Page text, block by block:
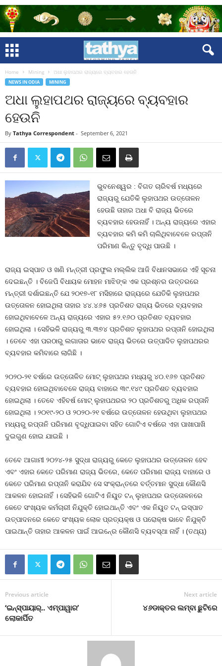
Home Mining ଅଧା ଲୁହାପଥର ରାଜ୍ୟରେ ବ୍ୟବହାର ହେଉନି
NEWS IN ODIA MINING
ଅଧା ଲୁହାପଥର ରାଜ୍ୟରେ ବ୍ୟବହାର
ହେଉନି
By Tathya Correspondent - September 6, 2021
ଭୁବନେଶ୍ୱର : ବିଗତ ଚାରିବର୍ଷ ମଧ୍ୟରେ
ରାଜ୍ୟରୁ ଯେତିକି ଲୁହାପଥର ଉତ୍ତୋଳନ
ହେଉଛି ତାହାର ଅଧା ବି ରାଜ୍ୟ ଭିତରେ
ବ୍ୟବହାର ହେଉନାହିଁ । ଅନ୍ୟ ରାଜ୍ୟରେ ଏହାର
ବ୍ୟବହାର କମି କମି ଚାଲିଥିବାବେଳେ ରପ୍ତାନି
ପରିମାଣ କିନ୍ତୁ ବୃଦ୍ଧି ପାଉଛି ।
ରାଜ୍ୟ ଇସ୍ପାତ ଓ ଖଣି ମନ୍ତ୍ରୀ ପ୍ରଫୁଲ ମଲ୍ଲିକ ଆଜି ବିଧାନସଭାରେ ଏହି ସୂଚନା
ଦେଇଛନ୍ତି । ବିଜେପି ବିଧାୟକ ମୋହନ ମାଝିଙ୍କ ଏକ ପ୍ରଶ୍ନର ଉତ୍ତରରେ
ମନ୍ତ୍ରୀ ଦର୍ଶାଇଛନ୍ତି ଯେ ୨୦୧୭-୧୮ ମସିହାରେ ରାଜ୍ୟରେ ଯେତିକି ଲୁହାପଥର
ଉତ୍ତୋଳନ ହୋଇଥିଲା ତାହାର ୪୪.୪୬୫ ପ୍ରତିଶତ ରାଜ୍ୟ ଭିତରେ ବ୍ୟବହାର
ହୋଇଥିବାବେଳେ ଅନ୍ୟ ରାଜ୍ୟରେ ଏହାର ୫୨.୧୬୦ ପ୍ରତିଶତ ବ୍ୟବହାର
ହୋଇଥିଲା । ସେହିଭଳି ରାଜ୍ୟରୁ ୩.୩୭୪ ପ୍ରତିଶତ ଲୁହାପଥର ରପ୍ତାନି ହୋଇଥିଲା
। ତେବେ ଏହା ପରଠାରୁ ଲଗାତାର ଭାବେ ରାଜ୍ୟ ଭିତରେ ଉତ୍ପାଦିତ ଲୁହାପଥରର
ବ୍ୟବହାର କମିବାରେ ଲାଗିଛି ।
୨୦୨୦-୨୧ ବର୍ଷରେ ଉତ୍ତୋଳିତ ମୋଟ୍‍ ଲୁହାପଥର ମଧ୍ୟରୁ ୪୦.୧୬୭ ପ୍ରତିଶତ
ବ୍ୟବହାର ହୋଇଥିବାବେଳେ ରାଜ୍ୟ ବାହାରେ ୩୯.୧୪୯ ପ୍ରତିଶତ ବ୍ୟବହାର
ହୋଇଥିଲା । ତେବେ ଏହିବର୍ଷ ମୋଟ୍‍ ଲୁହାପଥରର ୨୦ ପ୍ରତିଶତରୁ ଅଧିକ ରପ୍ତାନି
ହୋଇଥିଲା । ୨୦୧୯-୨୦ ଓ ୨୦୨୦-୨୧ ବର୍ଷରେ ଉତ୍ତୋଳନ ହେଉଥିବା ଲୁହାପଥର
ମଧ୍ୟରୁ ରପ୍ତାନି ପରିମାଣ ବୃଦ୍ଧିପାଇବା ସହିତ ଗୋଟିଏ ବର୍ଷରେ ଏହା ପାଖାପାଖି
ଦୁଇଗୁଣ ହୋଇ ଯାଇଛି ।
ତେବେ ଆଗାମୀ ୨୦୨୪-୨୫ ସୁଦ୍ଧା ରାଜ୍ୟରୁ କେତେ ଲୁହାପଥର ଉତ୍ତୋଳନ ହେବ
ଏବଂ ଏହାର କେତେ ପରିମାଣ ରାଜ୍ୟ ଭିତରେ, କେତେ ପରିମାଣ ରାଜ୍ୟ ବାହାରେ ଓ
କେତେ ପରିମାଣ ରପ୍ତାନି କରାଯିବ ସେ ସଂକ୍ରାନ୍ତରେ ବର୍ତ୍ତମାନ ସୁଦ୍ଧା କୌଣସି
ଆକଳନ ହୋଇନାହିଁ । ସେହିଭଳି ଗୋଟିଏ ନିୟୁତ ଟନ୍‍ ଲୁହାପଥର ଉତ୍ତୋଳନରେ
କେତେ ସଂଖ୍ୟକ କର୍ମଚାରୀ ନିଯୁକ୍ତି ହୋଇଥାନ୍ତି ଏବଂ ଏକ ନିୟୁତ ଟନ୍‍ ଇସ୍ପାତ
ଉତ୍ପାଦନରେ କେତେ ସଂଖ୍ୟକ ଲୋକ ପ୍ରତ୍ୟକ୍ଷ ଓ ପରୋକ୍ଷ ଭାବେ ନିଯୁକ୍ତି
ପାଇଥାନ୍ତି ତାହାର ଆକଳନ ପାଇଁ ଆଇନ୍‍ରେ କୌଣସି ବ୍ୟବସ୍ଥା ନାହିଁ । (ତଥ୍ୟ)
Previous article
‘ଇନ୍‌ସ୍ପାୟାର୍‌.. ଏମ୍‌ପାୱାର’
ଲୋକାର୍ପିତ
Next article
୪୬ଡାକ୍ତର ଲମ୍ବା ଛୁଟିରେ